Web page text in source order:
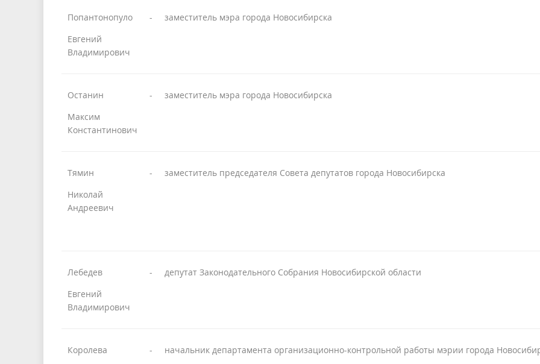
Попантонопуло
Евгений
Владимирович
- заместитель мэра города Новосибирска
Останин
Максим
Константинович
- заместитель мэра города Новосибирска
Тямин
Николай
Андреевич
- заместитель председателя Совета депутатов города Новосибирска
Лебедев
Евгений
Владимирович
- депутат Законодательного Собрания Новосибирской области
Королева
- начальник департамента организационно-контрольной работы мэрии города